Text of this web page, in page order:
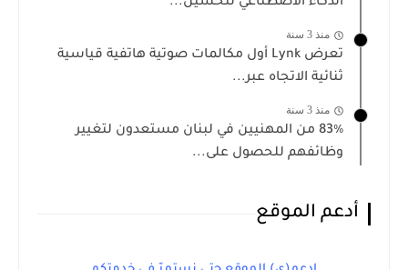
منذ 3 سنة
تعرض Lynk أول مكالمات صوتية هاتفية قياسية
ثنائية الاتجاه عبر...
منذ 3 سنة
83٪ من المهنيين في لبنان مستعدون لتغيير
وظائفهم للحصول على...
أدعم الموقع